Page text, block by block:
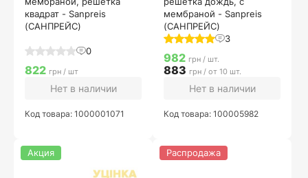
квадрат - Sanpreis
(САНПРЕЙС)
0
822 грн / шт
Нет в наличии
Код товара: 1000001071
мембраной - Sanpreis
(САНПРЕЙС)
3
982 грн / шт.
883 грн / от 10 шт.
Нет в наличии
Код товара: 100005982
Акция Распродажа